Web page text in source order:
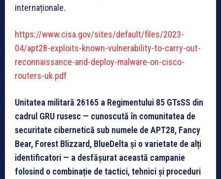
internaționale.
https://www.cisa.gov/sites/default/files/2023-
04/apt28-exploits-known-vulnerability-to-carry-out-
reconnaissance-and-deploy-malware-on-cisco-
routers-uk.pdf
Unitatea militară 26165 a Regimentului 85 GTsSS din
cadrul GRU rusesc — cunoscută în comunitatea de
securitate cibernetică sub numele de APT28, Fancy
Bear, Forest Blizzard, BlueDelta și o varietate de alți
identificatori — a desfășurat această campanie
folosind o combinație de tactici, tehnici și proceduri